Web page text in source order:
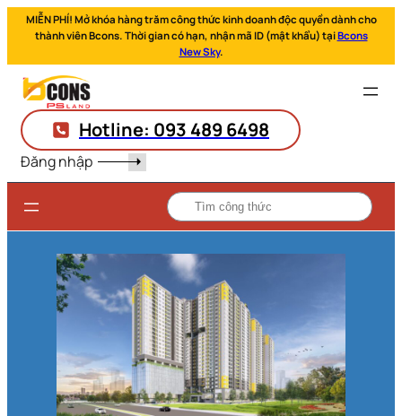
MIỄN PHÍ! Mở khóa hàng trăm công thức kinh doanh độc quyền dành cho
thành viên Bcons. Thời gian có hạn, nhận mã ID (mật khẩu) tạiBcons
New Sky.
Hotline: 093 489 6498
Đăng nhập